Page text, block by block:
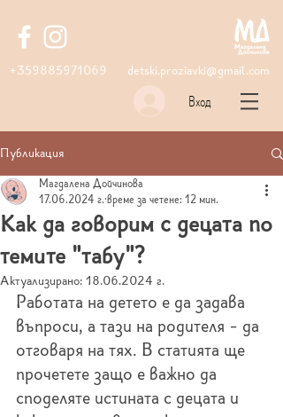
+359885971069 detski.proziavki@gmail.com
Вход
Публикация
Как да говорим с децата по
темите "табу"?
Магдалена Дойчинова
17.06.2024 г. време за четене: 12 мин.
Актуализирано: 18.06.2024 г.
Работата на детето е да задава
въпроси, а тази на родителя - да
отговаря на тях. В статията ще
прочетете защо е важно да
споделяте истината с децата и